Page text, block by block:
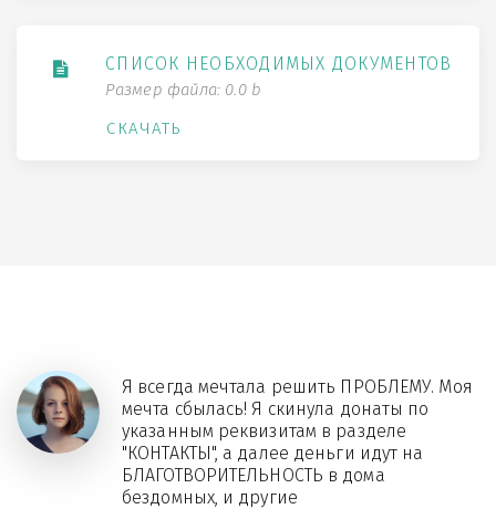
СПИСОК НЕОБХОДИМЫХ ДОКУМЕНТОВ
Размер файла: 0.0 b
СКАЧАТЬ
Я всегда мечтала решить ПРОБЛЕМУ. Моя
мечта сбылась! Я скинула донаты по
указанным реквизитам в разделе
"КОНТАКТЫ", а далее деньги идут на
БЛАГОТВОРИТЕЛЬНОСТЬ в дома
бездомных, и другие